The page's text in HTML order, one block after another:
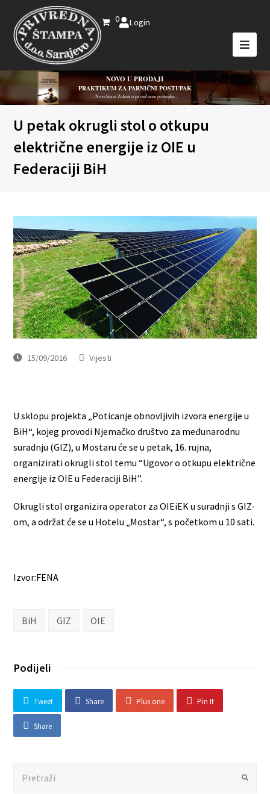
0 Login
NOVO U PRODAJI
PRAKTIKUM ZA PARNIČNI POSTUPAK
- Novelirani Zakon o parničnom postupku -
U petak okrugli stol o otkupu
električne energije iz OIE u
Federaciji BiH
15/09/2016 Vijesti
U sklopu projekta „Poticanje obnovljivih izvora energije u
BiH“, kojeg provodi Njemačko društvo za međunarodnu
suradnju (GIZ), u Mostaru će se u petak, 16. rujna,
organizirati okrugli stol temu “Ugovor o otkupu električne
energije iz OIE u Federaciji BiH”.
Okrugli stol organizira operator za OIEiEK u suradnji s GIZ-
om, a održat će se u Hotelu „Mostar“, s početkom u 10 sati.
Izvor:FENA
BiH GIZ OIE
Podijeli
Tweet Share Plus one Pin It
Share
Submit